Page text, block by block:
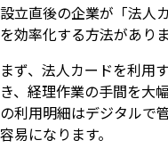
設立直後の企業が「法人
を効率化する方法がありま
まず、法人カードを利用
き、経理作業の手間を大
の利用明細はデジタルで
容易になります。